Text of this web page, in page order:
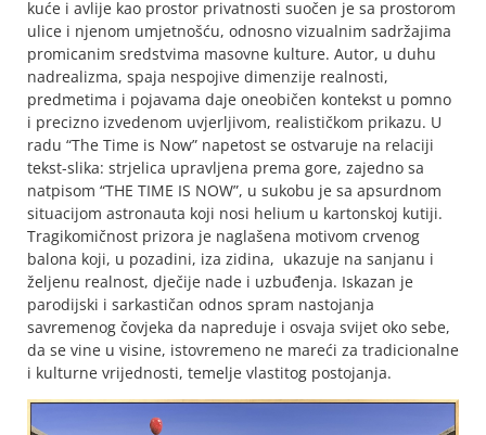
kuće i avlije kao prostor privatnosti suočen je sa prostorom
ulice i njenom umjetnošću, odnosno vizualnim sadržajima
promicanim sredstvima masovne kulture. Autor, u duhu
nadrealizma, spaja nespojive dimenzije realnosti,
predmetima i pojavama daje oneobičen kontekst u pomno
i precizno izvedenom uvjerljivom, realističkom prikazu. U
radu “The Time is Now” napetost se ostvaruje na relaciji
tekst-slika: strjelica upravljena prema gore, zajedno sa
natpisom “THE TIME IS NOW”, u sukobu je sa apsurdnom
situacijom astronauta koji nosi helium u kartonskoj kutiji.
Tragikomičnost prizora je naglašena motivom crvenog
balona koji, u pozadini, iza zidina, ukazuje na sanjanu i
željenu realnost, dječije nade i uzbuđenja. Iskazan je
parodijski i sarkastičan odnos spram nastojanja
savremenog čovjeka da napreduje i osvaja svijet oko sebe,
da se vine u visine, istovremeno ne mareći za tradicionalne
i kulturne vrijednosti, temelje vlastitog postojanja.